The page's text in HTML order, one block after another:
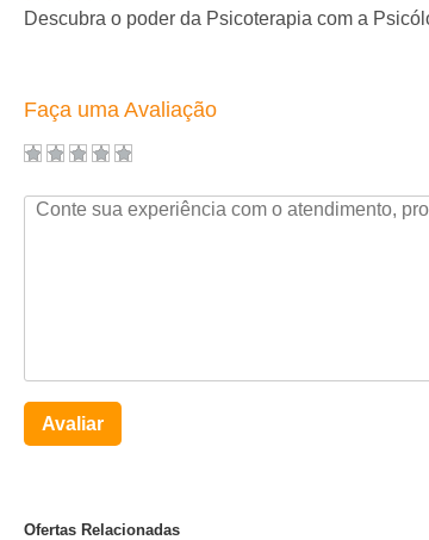
Descubra o poder da Psicoterapia com a
Faça uma Avaliação
Avaliar
Ofertas Relacionadas